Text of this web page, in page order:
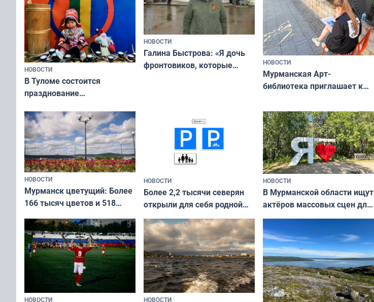
НОВОСТИ
В Туломе состоится
празднование
коренных народов мира
НОВОСТИ
Галина Быстрова: «Я дочь
фронтовиков, которые
НОВОСТИ
Мурманская Арт-
библиотека приглашает к
и фотографов
НОВОСТИ
Мурманск цветущий: Более
166 тысяч цветов и 518
НОВОСТИ
Более 2,2 тысячи северян
открыли для себя родной
край в рамках проекта
«Туризм для своих»
НОВОСТИ
В Мурманской области ищут
актёров массовых сцен для
съёмок в
короткометражном фильме
НОВОСТИ НОВОСТИ